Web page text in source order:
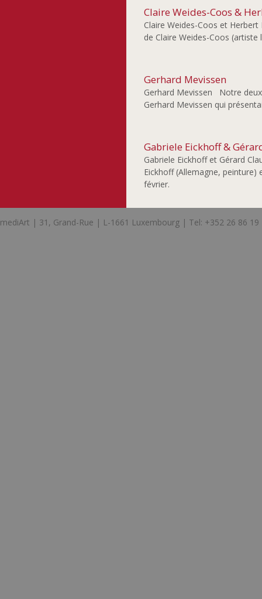
Claire Weides-Coos &
Claire Weides-Coos et
de Claire Weides-Coos
Gerhard Mevissen
Gerhard Mevissen Notre
Gerhard Mevissen qui
Gabriele Eickhoff &
Gabriele Eickhoff et Gérard
Eickhoff (Allemagne, peinture)
février.
mediArt | 31, Grand-Rue | L-1661 Luxembourg | Tel: +352 26 86